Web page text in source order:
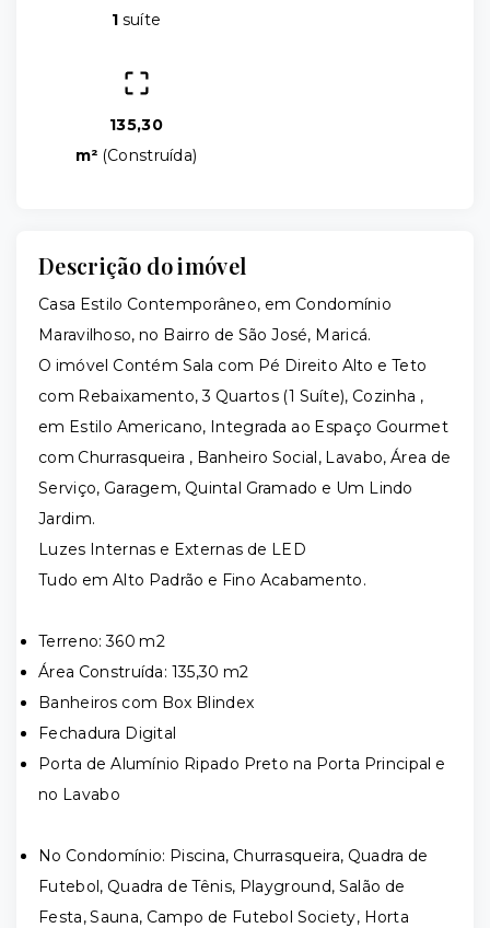
1 suíte
135,30
m² (Construída)
Descrição do imóvel
Casa Estilo Contemporâneo, em Condomínio
Maravilhoso, no Bairro de São José, Maricá.
O imóvel Contém Sala com Pé Direito Alto e Teto
com Rebaixamento, 3 Quartos (1 Suíte), Cozinha ,
em Estilo Americano, Integrada ao Espaço Gourmet
com Churrasqueira , Banheiro Social, Lavabo, Área de
Serviço, Garagem, Quintal Gramado e Um Lindo
Jardim.
Luzes Internas e Externas de LED
Tudo em Alto Padrão e Fino Acabamento.
Terreno: 360 m2
Área Construída: 135,30 m2
Banheiros com Box Blindex
Fechadura Digital
Porta de Alumínio Ripado Preto na Porta Principal e
no Lavabo
No Condomínio: Piscina, Churrasqueira, Quadra de
Futebol, Quadra de Tênis, Playground, Salão de
Festa, Sauna, Campo de Futebol Society, Horta